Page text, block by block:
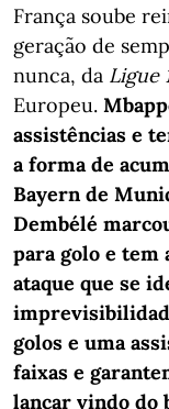
França soube
geração de
nunca, da Ligue
Europeu.
assistências e
a forma de
Bayern de
Dembélé
para golo e tem
ataque que se
golos e uma
faixas e
lançar vindo do